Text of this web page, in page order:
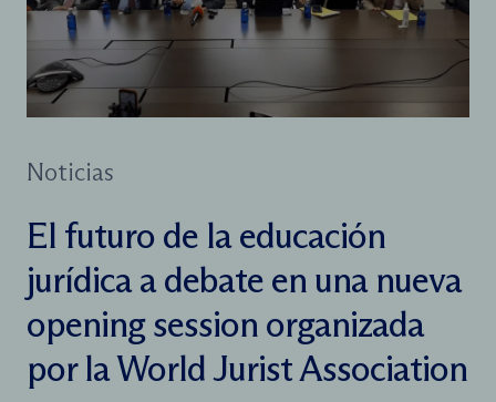
Noticias
El futuro de la educación
jurídica a debate en una nueva
opening session organizada
por la World Jurist Association